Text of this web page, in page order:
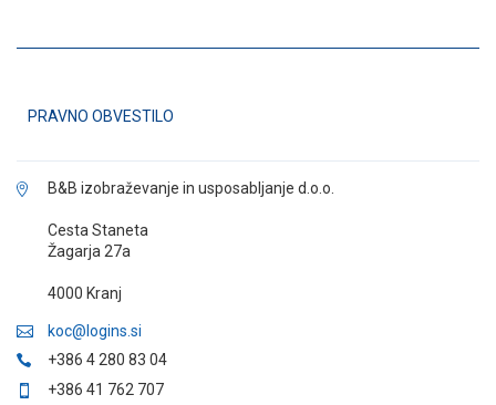
PRAVNO OBVESTILO
B&B izobraževanje in usposabljanje d.o.o.
Cesta Staneta
Žagarja 27a
4000 Kranj
koc@logins.si
+386 4 280 83 04
+386 41 762 707